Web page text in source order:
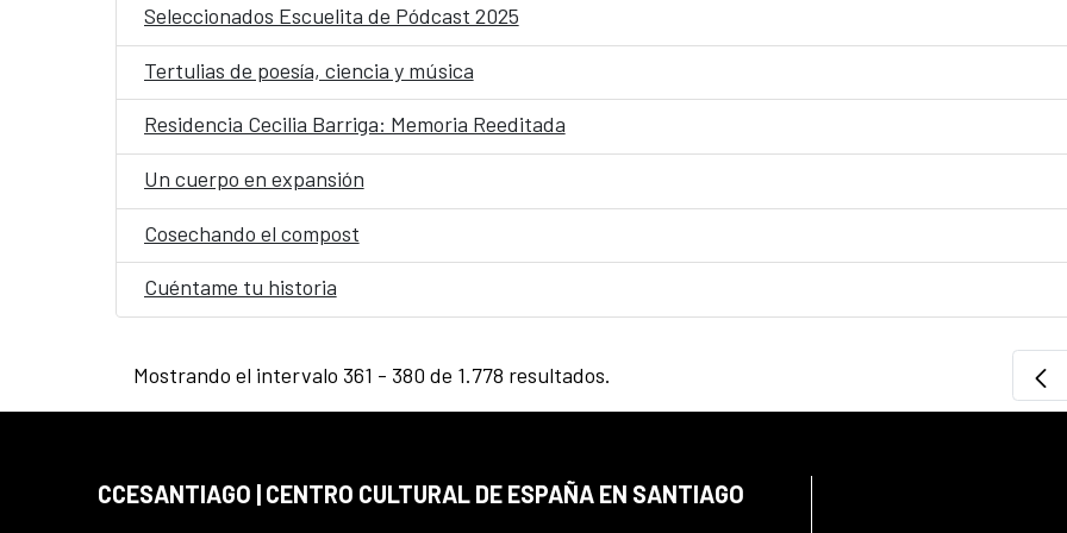
Seleccionados Escuelita de Pódcast 2025
Tertulias de poesía, ciencia y música
Residencia Cecilia Barriga: Memoria Reeditada
Un cuerpo en expansión
Cosechando el compost
Cuéntame tu historia
Mostrando el intervalo 361 - 380 de 1.778 resultados.
CCESANTIAGO | CENTRO CULTURAL DE ESPAÑA EN SANTIAGO